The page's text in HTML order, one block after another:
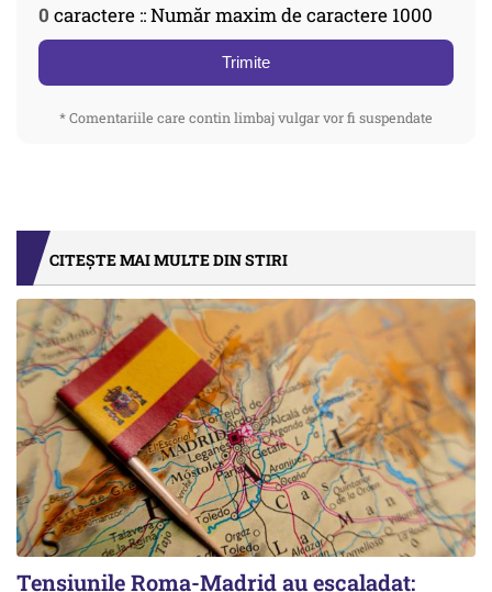
0 caractere :: Număr maxim de caractere 1000
Trimite
* Comentariile care contin limbaj vulgar vor fi suspendate
CITEȘTE MAI MULTE DIN STIRI
Tensiunile Roma-Madrid au escaladat: